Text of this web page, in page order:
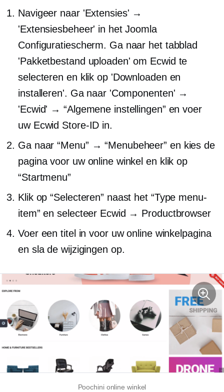
Navigeer naar 'Extensies' →
'Extensiesbeheer' in het Joomla
Configuratiescherm. Ga naar het tabblad
'Pakketbestand uploaden' om Ecwid te
selecteren en klik op 'Downloaden en
installeren'. Ga naar 'Componenten' →
'Ecwid' → “Algemene instellingen” en voer
uw Ecwid Store-ID in.
Ga naar “Menu” → “Menubeheer” en kies de
pagina voor uw online winkel en klik op
“Startmenu”
Klik op “Selecteren” naast het “Type menu-
item” en selecteer Ecwid → Productbrowser
Voer een titel in voor uw online winkelpagina
en sla de wijzigingen op.
Poochini online winkel